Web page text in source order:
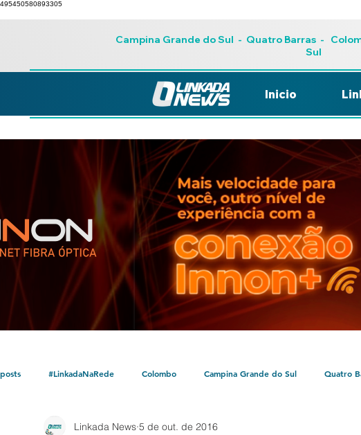
495450580893305
Campina Grande do Sul - Quatro Barras-
Sul
Inicio
#LinkadaNaRede Colombo Campina Grande do Sul Quatro
Policial Bocaiúva do Sul Litoral
Linkada News 5 de out. de 2016